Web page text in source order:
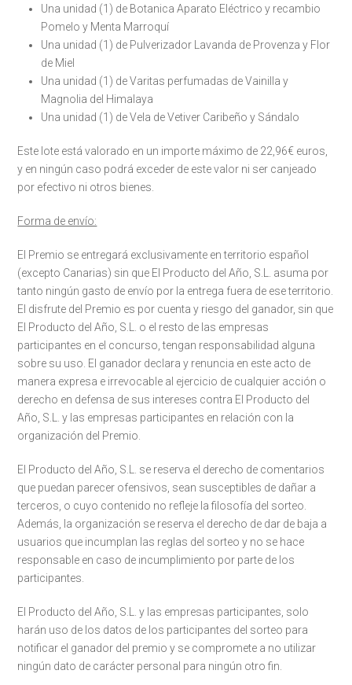
Una unidad (1) de Botanica Aparato Eléctrico y recambio
Pomelo y Menta Marroquí
Una unidad (1) de Pulverizador Lavanda de Provenza y Flor
de Miel
Una unidad (1) de Varitas perfumadas de Vainilla y
Magnolia del Himalaya
Una unidad (1) de Vela de Vetiver Caribeño y Sándalo
Este lote está valorado en un importe máximo de 22,96€ euros,
y en ningún caso podrá exceder de este valor ni ser canjeado
por efectivo ni otros bienes.
Forma de envío:
El Premio se entregará exclusivamente en territorio español
(excepto Canarias) sin que El Producto del Año, S.L. asuma por
tanto ningún gasto de envío por la entrega fuera de ese territorio.
El disfrute del Premio es por cuenta y riesgo del ganador, sin que
El Producto del Año, S.L. o el resto de las empresas
participantes en el concurso, tengan responsabilidad alguna
sobre su uso. El ganador declara y renuncia en este acto de
manera expresa e irrevocable al ejercicio de cualquier acción o
derecho en defensa de sus intereses contra El Producto del
Año, S.L. y las empresas participantes en relación con la
organización del Premio.
El Producto del Año, S.L. se reserva el derecho de comentarios
que puedan parecer ofensivos, sean susceptibles de dañar a
terceros, o cuyo contenido no refleje la filosofía del sorteo.
Además, la organización se reserva el derecho de dar de baja a
usuarios que incumplan las reglas del sorteo y no se hace
responsable en caso de incumplimiento por parte de los
participantes.
El Producto del Año, S.L. y las empresas participantes, solo
harán uso de los datos de los participantes del sorteo para
notificar el ganador del premio y se compromete a no utilizar
ningún dato de carácter personal para ningún otro fin.